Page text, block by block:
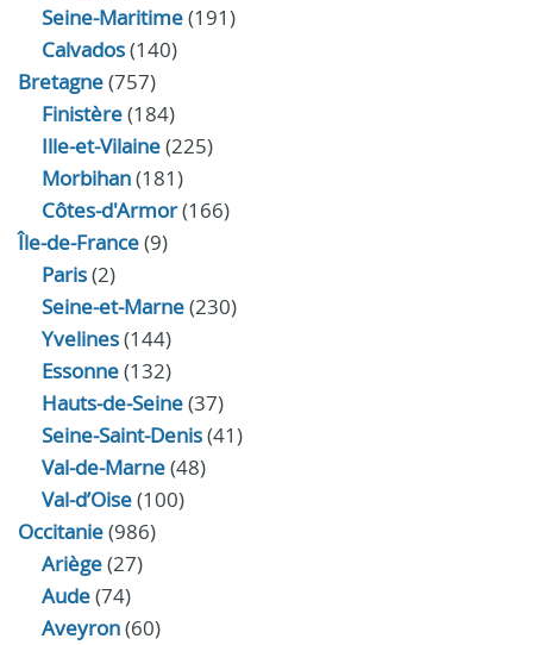
Seine-Maritime(191)
Calvados(140)
Bretagne(757)
Finistère(184)
Ille-et-Vilaine(225)
Morbihan(181)
Côtes-d'Armor(166)
Île-de-France(9)
Paris(2)
Seine-et-Marne(230)
Yvelines(144)
Essonne(132)
Hauts-de-Seine(37)
Seine-Saint-Denis(41)
Val-de-Marne(48)
Val-d’Oise(100)
Occitanie(986)
Ariège(27)
Aude(74)
Aveyron(60)